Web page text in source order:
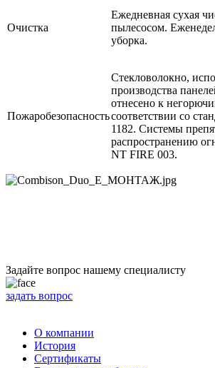
Очистка
Ежедневная сухая
пылесосом.
уборка.
Пожаробезопасность
Стекловолокно,
производства
отнесено к
соответствии со
1182. Системы
распространению
NT FIRE 003.
Задайте вопрос нашему специалисту
задать вопрос
О компании
История
Сертификаты